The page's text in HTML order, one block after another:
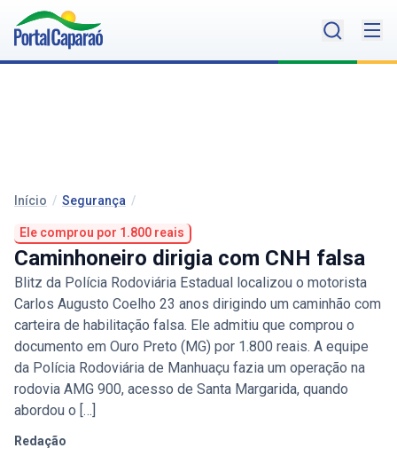
Início / Segurança /
Ele comprou por 1.800 reais
Caminhoneiro dirigia com CNH falsa
Blitz da Polícia Rodoviária Estadual localizou o motorista
Carlos Augusto Coelho 23 anos dirigindo um caminhão com
carteira de habilitação falsa. Ele admitiu que comprou o
documento em Ouro Preto (MG) por 1.800 reais. A equipe
da Polícia Rodoviária de Manhuaçu fazia um operação na
rodovia AMG 900, acesso de Santa Margarida, quando
abordou o […]
Redação